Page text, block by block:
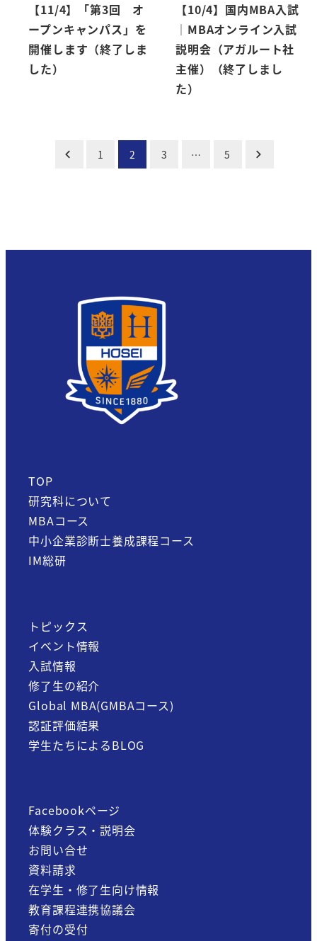
【11/4】「第3回 オ
ープンキャンパス」を
開催します（終了しま
した）
【10/4】国内MBA入試
│MBAオンライン入試
説明会（アガルート社
主催）（終了しまし
た）
1 2 3 … 5
TOP
研究科について
MBAコース
中小企業診断士養成課程コース
IM総研
トピックス
イベント情報
入試情報
修了生の紹介
Global MBA(GMBAコース)
認証評価結果
学生たちによるBLOG
Facebookページ
体験クラス・説明会
お問い合せ
資料請求
在学生・修了生向け情報
教育課程連携協議会
寄付の受付